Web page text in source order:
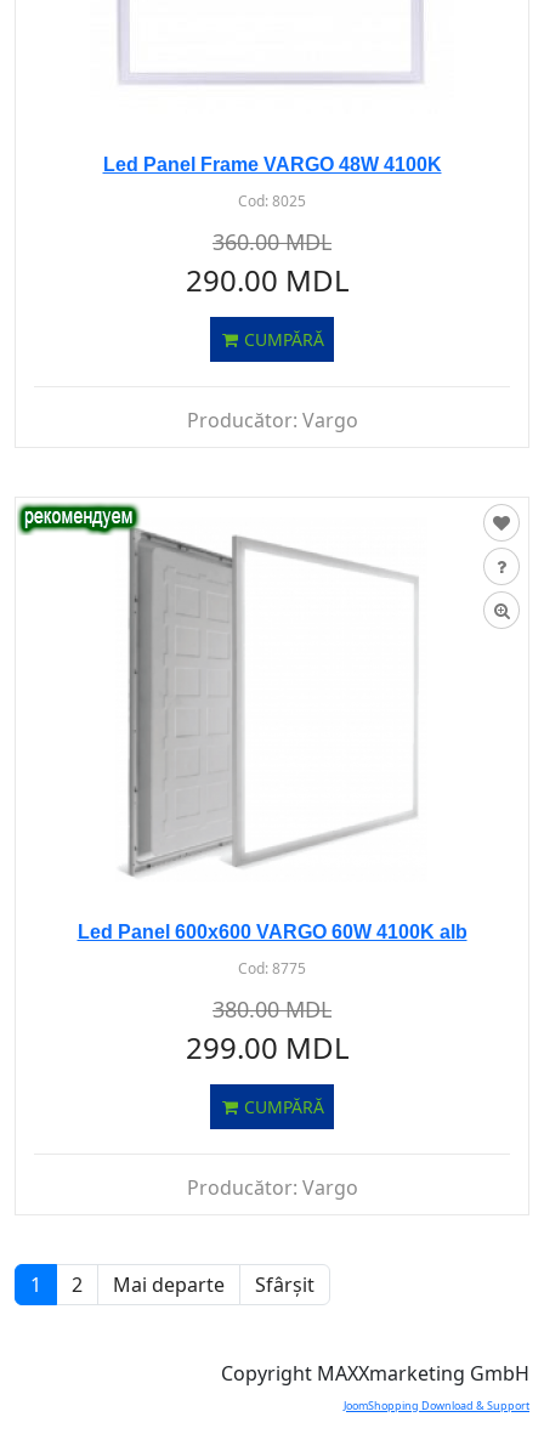
Led Panel Frame VARGO 48W 4100K
Cod:8025
360.00 MDL
290.00 MDL
CUMPĂRĂ
Producător: Vargo
Led Panel 600x600 VARGO 60W 4100K alb
Cod:8775
380.00 MDL
299.00 MDL
CUMPĂRĂ
Producător: Vargo
1 2 Mai departe Sfârșit
Copyright MAXXmarketing GmbH
JoomShopping Download & Support